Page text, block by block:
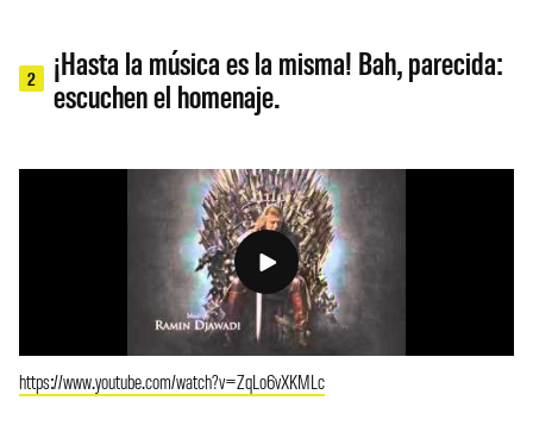
2
¡Hasta la música es la misma! Bah, parecida:
escuchen el homenaje.
https://www.youtube.com/watch?v=ZqLo6vXKMLc